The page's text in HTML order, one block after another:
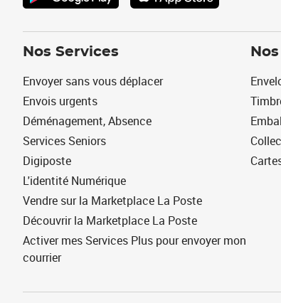
Nos Services
Envoyer sans vous déplacer
Envois urgents
Déménagement, Absence
Services Seniors
Digiposte
L'identité Numérique
Vendre sur la Marketplace La Poste
Découvrir la Marketplace La Poste
Activer mes Services Plus pour envoyer mon
courrier